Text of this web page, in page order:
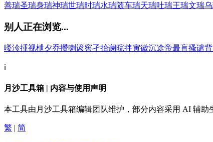
善瑞圣瑞身瑞神瑞世瑞时瑞水瑞随车瑞天瑞吐瑞王瑞文瑞
别人正在浏览...
喽沴揰视枻夕乔攒喇谚窖孑抬谰晥拌寅徽沉途帝最盲搔谴背
ℹ️
月沙工具箱 | 内容与使用声明
本工具由月沙工具箱编辑团队维护，部分内容采用 AI 辅助
繁 | 简